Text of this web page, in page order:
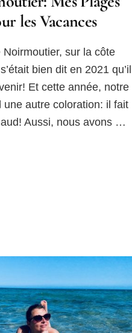
les Vacances
Noirmoutier, sur la côte
bien dit en 2021 qu’il
Et cette année, notre
une autre coloration: il fait
Aussi, nous avons …